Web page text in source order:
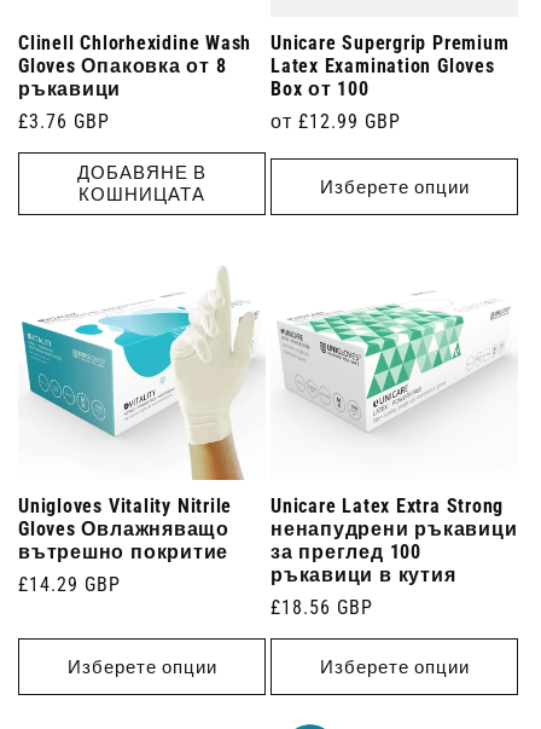
Clinell Chlorhexidine Wash
Gloves Опаковка от 8
ръкавици
Редовна
цена
£3.76 GBP
ДОБАВЯНЕ В
КОШНИЦАТА
Unicare Supergrip Premium
Latex Examination Gloves
Box от 100
Редовна
от £12.99 GBP
Изберете опции
Unigloves Vitality Nitrile
Gloves Овлажняващо
вътрешно покритие
Редовна
£14.29 GBP
Изберете опции
Unicare Latex Extra Strong
ненапудрени ръкавици
за преглед 100
ръкавици в кутия
Редовна
цена
£18.56 GBP
Изберете опции